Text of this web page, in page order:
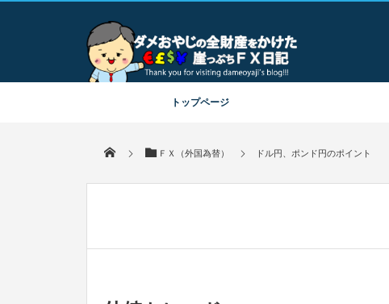
比較からトレード手法まで解説するｆｘブログ！
トップページ
ＦＸ（外国為替） ドル円、ポンド円のポイント